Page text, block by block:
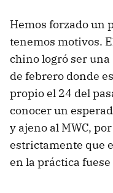
Hemos forzado un
tenemos motivos.
chino logró ser una
de febrero donde
propio el 24 del
conocer un
y ajeno al MWC,
estrictamente que
en la práctica